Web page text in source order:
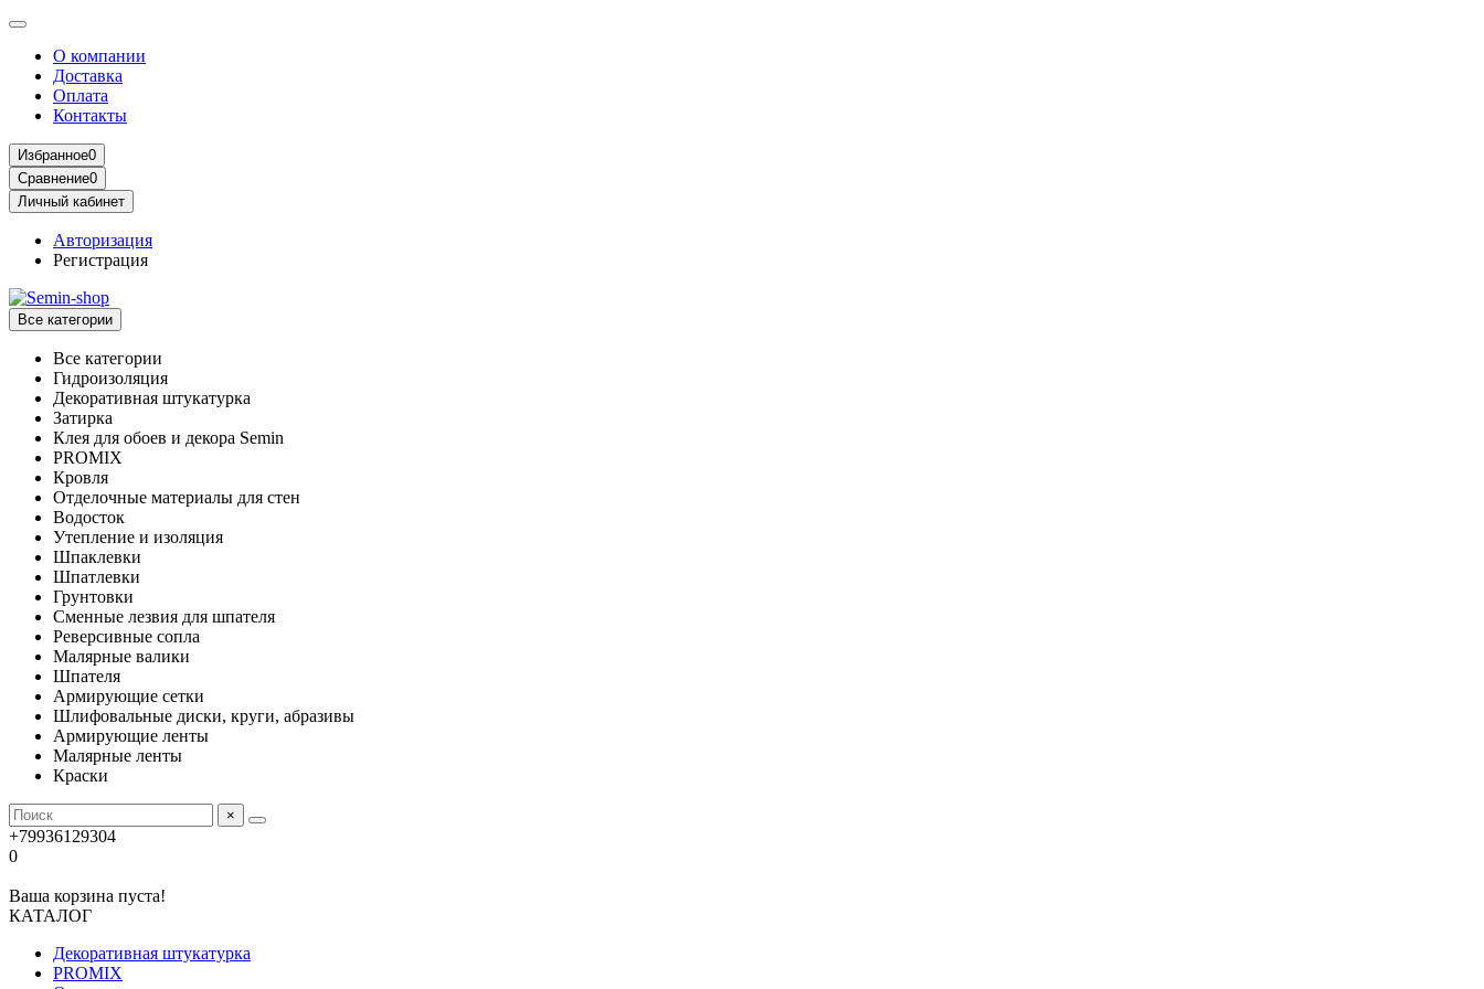
О компании
Доставка
Оплата
Контакты
Избранное0
Сравнение0
Личный кабинет
Авторизация
Регистрация
Все категории
Все категории
Гидроизоляция
Декоративная штукатурка
Затирка
Клея для обоев и декора Semin
PROMIX
Кровля
Отделочные материалы для стен
Водосток
Утепление и изоляция
Шпаклевки
Шпатлевки
Грунтовки
Сменные лезвия для шпателя
Реверсивные сопла
Малярные валики
Шпателя
Армирующие сетки
Шлифовальные диски, круги, абразивы
Армирующие ленты
Малярные ленты
Краски
×
+79936129304
0
Ваша корзина пуста!
КАТАЛОГ
Декоративная штукатурка
PROMIX